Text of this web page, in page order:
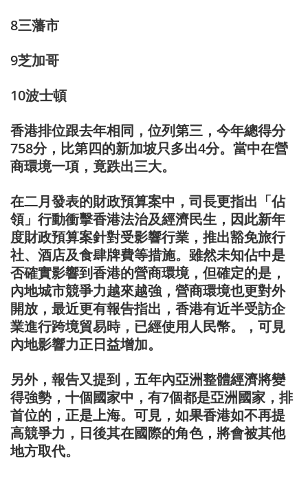
8三藩市
9芝加哥
10波士頓
香港排位跟去年相同，位列第三，今年總得分
758分，比第四的新加坡只多出4分。當中在營
商環境一項，竟跌出三大。
在二月發表的財政預算案中，司長更指出「佔
領」行動衝擊香港法治及經濟民生，因此新年
度財政預算案針對受影響行業，推出豁免旅行
社、酒店及食肆牌費等措施。雖然未知佔中是
否確實影響到香港的營商環境，但確定的是，
內地城市競爭力越來越強，營商環境也更對外
開放，最近更有報告指出，香港有近半受訪企
業進行跨境貿易時，已經使用人民幣。，可見
內地影響力正日益增加。
另外，報告又提到，五年內亞洲整體經濟將變
得強勢，十個國家中，有7個都是亞洲國家，排
首位的，正是上海。可見，如果香港如不再提
高競爭力，日後其在國際的角色，將會被其他
地方取代。